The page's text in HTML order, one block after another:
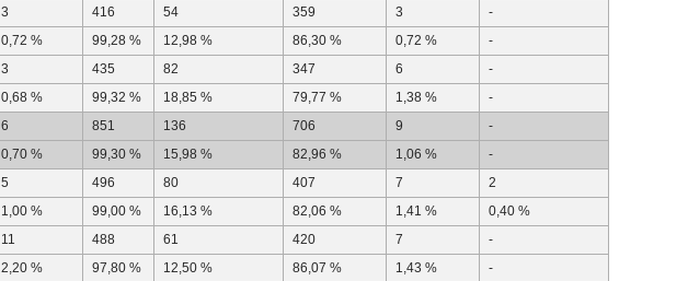
3 416 54 359 3 -
0,72 % 99,28 % 12,98 % 86,30 % 0,72 % -
3 435 82 347 6 -
0,68 % 99,32 % 18,85 % 79,77 % 1,38 % -
6 851 136 706 9 -
0,70 % 99,30 % 15,98 % 82,96 % 1,06 % -
5 496 80 407 7 2
1,00 % 99,00 % 16,13 % 82,06 % 1,41 % 0,40 %
11 488 61 420 7 -
2,20 % 97,80 % 12,50 % 86,07 % 1,43 % -